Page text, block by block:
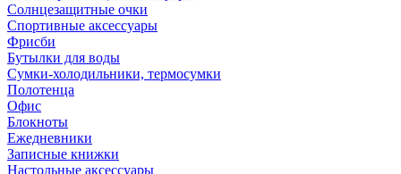
Солнцезащитные очки
Спортивные аксессуары
Фрисби
Бутылки для воды
Сумки-холодильники, термосумки
Полотенца
Офис
Блокноты
Ежедневники
Записные книжки
Настольные аксессуары